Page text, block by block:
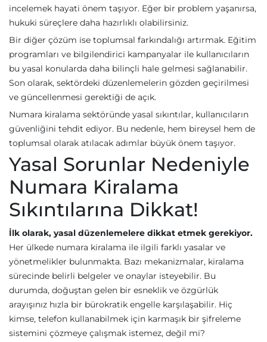
incelemek hayati önem taşıyor. Eğer bir problem yaşanırsa,
hukuki süreçlere daha hazırlıklı olabilirsiniz.
Bir diğer çözüm ise toplumsal farkındalığı artırmak. Eğitim
programları ve bilgilendirici kampanyalar ile kullanıcıların
bu yasal konularda daha bilinçli hale gelmesi sağlanabilir.
Son olarak, sektördeki düzenlemelerin gözden geçirilmesi
ve güncellenmesi gerektiği de açık.
Numara kiralama sektöründe yasal sıkıntılar, kullanıcıların
güvenliğini tehdit ediyor. Bu nedenle, hem bireysel hem de
toplumsal olarak atılacak adımlar büyük önem taşıyor.
Yasal Sorunlar Nedeniyle
Numara Kiralama
Sıkıntılarına Dikkat!
İlk olarak, yasal düzenlemelere dikkat etmek gerekiyor.
Her ülkede numara kiralama ile ilgili farklı yasalar ve
yönetmelikler bulunmakta. Bazı mekanizmalar, kiralama
sürecinde belirli belgeler ve onaylar isteyebilir. Bu
durumda, doğuştan gelen bir esneklik ve özgürlük
arayışınız hızla bir bürokratik engelle karşılaşabilir. Hiç
kimse, telefon kullanabilmek için karmaşık bir şifreleme
sistemini çözmeye çalışmak istemez, değil mi?